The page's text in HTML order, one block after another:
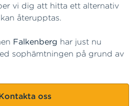
vi dig att hitta ett alternativ
återupptas.
Falkenberg har just nu
sophämtningen på grund av
oss